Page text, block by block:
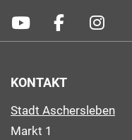
KONTAKT
Stadt Aschersleben
Markt 1